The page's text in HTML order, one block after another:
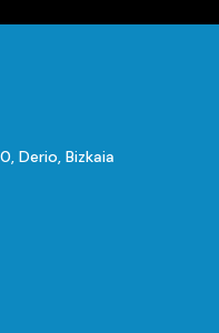
Derio, Bizkaia